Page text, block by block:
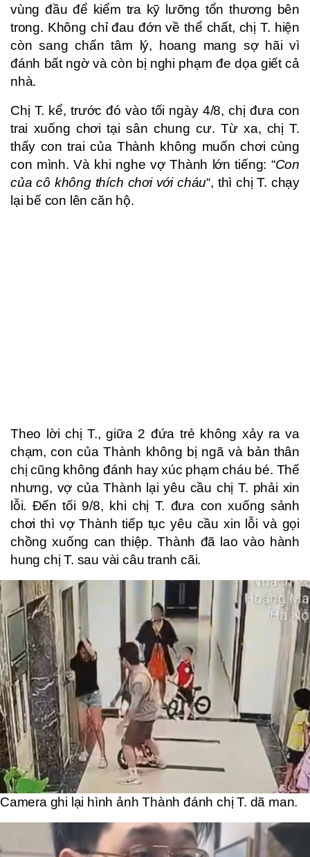
vùng đầu để kiểm tra kỹ lưỡng tổn thương bên
trong. Không chỉ đau đớn về thể chất, chị T. hiện
còn sang chấn tâm lý, hoang mang sợ hãi vì
đánh bất ngờ và còn bị nghi phạm đe dọa giết cả
nhà.
Chị T. kể, trước đó vào tối ngày 4/8, chị đưa con
trai xuống chơi tại sân chung cư. Từ xa, chị T.
thấy con trai của Thành không muốn chơi cùng
con mình. Và khi nghe vợ Thành lớn tiếng: “Con
của cô không thích chơi với cháu“, thì chị T. chạy
lại bế con lên căn hộ.
Theo lời chị T., giữa 2 đứa trẻ không xảy ra va
chạm, con của Thành không bị ngã và bản thân
chị cũng không đánh hay xúc phạm cháu bé. Thế
nhưng, vợ của Thành lại yêu cầu chị T. phải xin
lỗi. Đến tối 9/8, khi chị T. đưa con xuống sảnh
chơi thì vợ Thành tiếp tục yêu cầu xin lỗi và gọi
chồng xuống can thiệp. Thành đã lao vào hành
hung chị T. sau vài câu tranh cãi.
Camera ghi lại hình ảnh Thành đánh chị T. dã man.